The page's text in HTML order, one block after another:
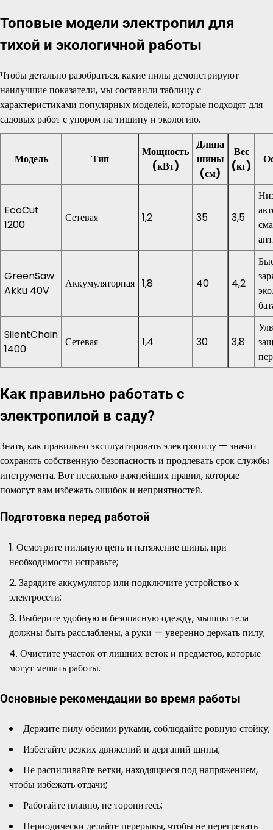
Топовые модели электропил для
тихой и экологичной работы
Чтобы детально разобраться, какие пилы демонстрируют
наилучшие показатели, мы составили таблицу с
характеристиками популярных моделей, которые подходят для
садовых работ с упором на тишину и экологию.
Модель Тип
Мощность
(кВт)
Длина
шины
(см)
Вес
(кг)
EcoCut
1200
Сетевая 1,2 35 3,5
GreenSaw
Akku 40V
Аккумуляторная 1,8 40 4,2
SilentChain
1400
Сетевая 1,4 30 3,8
Как правильно работать с
электропилой в саду?
Знать, как правильно эксплуатировать электропилу — значит
сохранять собственную безопасность и продлевать срок службы
инструмента. Вот несколько важнейших правил, которые
помогут вам избежать ошибок и неприятностей.
Подготовка перед работой
Осмотрите пильную цепь и натяжение шины, при
необходимости исправьте;
Зарядите аккумулятор или подключите устройство к
электросети;
Выберите удобную и безопасную одежду, мышцы тела
должны быть расслаблены, а руки — уверенно держать пилу;
Очистите участок от лишних веток и предметов, которые
могут мешать работы.
Основные рекомендации во время работы
Держите пилу обеими руками, соблюдайте ровную стойку;
Избегайте резких движений и дерганий шины;
Не распиливайте ветки, находящиеся под напряжением,
чтобы избежать отдачи;
Работайте плавно, не торопитесь;
Периодически делайте перерывы, чтобы не перегревать